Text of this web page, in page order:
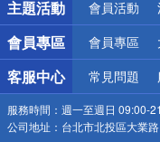
主題活動 會員活動
會員專區 會員專區
客服中心 常見問題
服務時間： 週一至週日 09:00-
公司地址： 台北市北投區大業